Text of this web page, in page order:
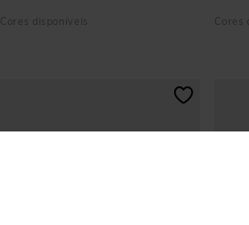
Cores disponíveis Cores